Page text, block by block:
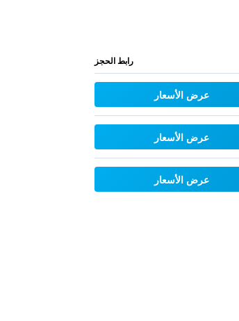
رابط الحجز
عرض الأسعار
عرض الأسعار
عرض الأسعار